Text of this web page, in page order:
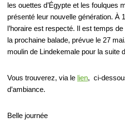
les ouettes d’Égypte et les foulques
présenté leur nouvelle génération. À
l’horaire est respecté. Il est temps
la prochaine balade, prévue le 27
moulin de Lindekemale pour la suite
Vous trouverez, via le lien, ci-
d’ambiance.
Belle journée